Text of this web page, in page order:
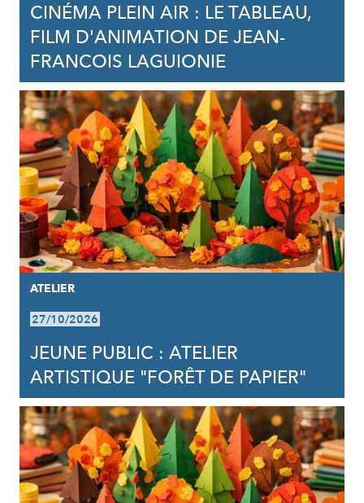
CINÉMA PLEIN AIR : LE TABLEAU,
FILM D'ANIMATION DE JEAN-
FRANCOIS LAGUIONIE
ATELIER
27/10/2026
JEUNE PUBLIC : ATELIER
ARTISTIQUE "FORÊT DE PAPIER"